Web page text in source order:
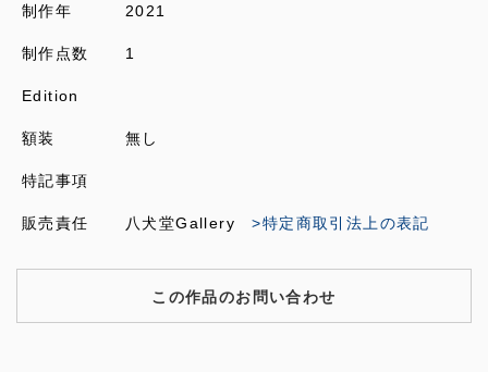
制作年 2021
制作点数 1
Edition
額装 無し
特記事項
販売責任 八犬堂Gallery>特定商取引法上の表記
この作品のお問い合わせ